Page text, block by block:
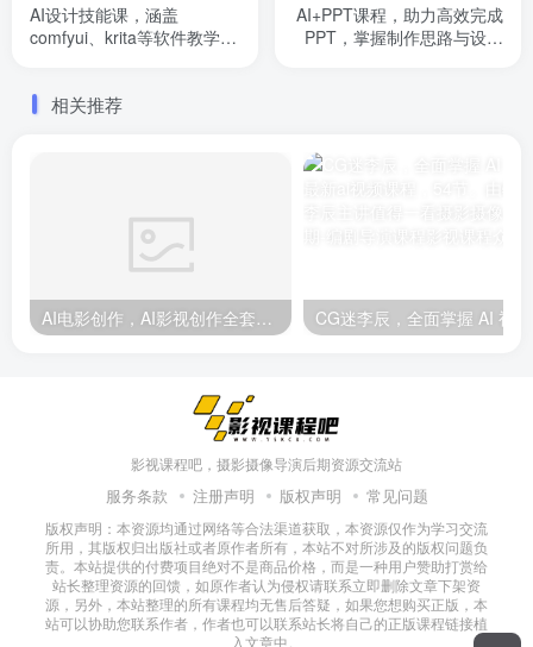
AI设计技能课，涵盖
comfyui、krita等软件教学，
AI+PPT课程，助力高效完成
PPT，掌握制作思路与设计
相关推荐
AI电影创作，AI影视创作全套完整课程（25节）
影视课程吧，摄影摄像导演后期资源交流站
服务条款 注册声明 版权声明 常见问题
版权声明：本资源均通过网络等合法渠道获取，本资源仅作为学习交流
所用，其版权归出版社或者原作者所有，本站不对所涉及的版权问题负
责。本站提供的付费项目绝对不是商品价格，而是一种用户赞助打赏给
站长整理资源的回馈，如原作者认为侵权请联系立即删除文章下架资
源，另外，本站整理的所有课程均无售后答疑，如果您想购买正版，本
站可以协助您联系作者，作者也可以联系站长将自己的正版课程链接植
入文章中。